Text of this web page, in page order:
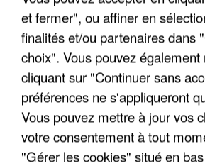
APRÈS TOUTES CES
DE FAUNE SAUVAGE SONT...
et fermer", ou affiner en
finalités et/ou partenaires dans
choix". Vous pouvez également
cliquant sur "Continuer sans
préférences ne s'appliqueront
Vous pouvez mettre à jour vos
votre consentement à tout
"Gérer les cookies" situé en